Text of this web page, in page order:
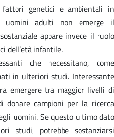
fattori genetici e ambientali in
uomini adulti non emerge il
appare invece il ruolo
dell’età infantile.
che necessitano, come
in ulteriori studi. Interessante
emergere tra maggior livelli di
donare campioni per la ricerca
uomini. Se questo ultimo dato
studi, potrebbe sostanziarsi